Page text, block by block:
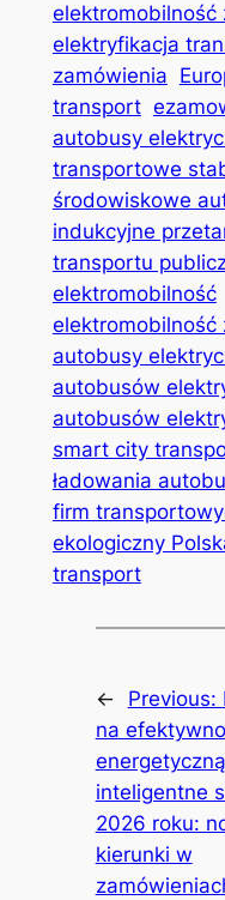
elektromobilność
elektryfikacja
zamówienia
transport
autobusy
transportowe
środowiskowe
indukcyjne
transportu
elektromobilność
elektromobilność
autobusy
autobusów
autobusów
smart city
ładowania
firm
ekologiczny
transport
← Previous:
na
inteligentne
2026 roku:
kierunki w